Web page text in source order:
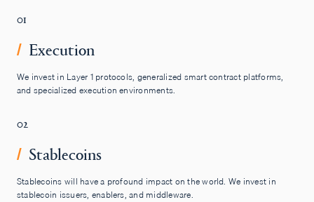
01
/ Execution
We invest in Layer 1 protocols, generalized smart contract platforms,
and specialized execution environments.
02
/ Stablecoins
Stablecoins will have a profound impact on the world. We invest in
stablecoin issuers, enablers, and middleware.